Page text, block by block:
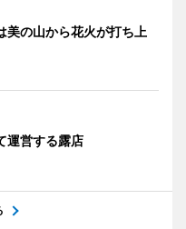
美の山から花火が打ち上
運営する露店